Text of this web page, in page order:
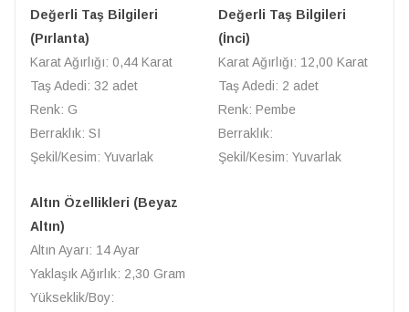
Değerli Taş Bilgileri
(Pırlanta)
Karat Ağırlığı: 0,44 Karat
Taş Adedi: 32 adet
Renk: G
Berraklık: SI
Şekil/Kesim: Yuvarlak
Değerli Taş Bilgileri
(İnci)
Karat Ağırlığı: 12,00 Karat
Taş Adedi: 2 adet
Renk: Pembe
Berraklık:
Şekil/Kesim: Yuvarlak
Altın Özellikleri (Beyaz
Altın)
Altın Ayarı: 14 Ayar
Yaklaşık Ağırlık: 2,30 Gram
Yükseklik/Boy: